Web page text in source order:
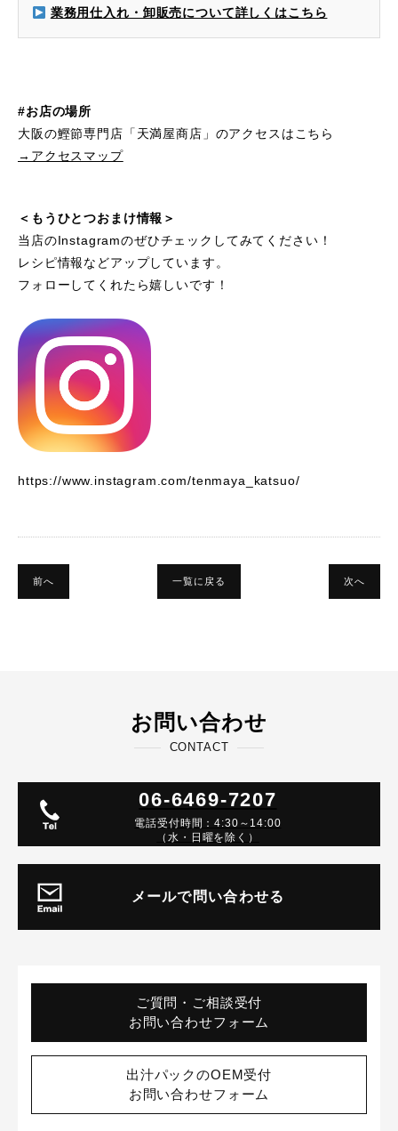
業務用仕入れ・卸販売について詳しくはこちら
#お店の場所
大阪の鰹節専門店「天満屋商店」のアクセスはこちら
→アクセスマップ
＜もうひとつおまけ情報＞
当店のInstagramのぜひチェックしてみてください！
レシピ情報などアップしています。
フォローしてくれたら嬉しいです！
https://www.instagram.com/tenmaya_katsuo/
一覧に戻る
前へ 次へ
お問い合わせ
CONTACT
06-6469-7207
電話受付時間：4:30～14:00
（水・日曜を除く）
メールで問い合わせる
ご質問・ご相談受付
お問い合わせフォーム
出汁パックのOEM受付
お問い合わせフォーム